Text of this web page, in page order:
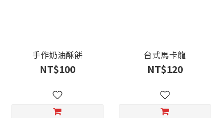
手作奶油酥餅
NT$100
台式馬卡龍
NT$120